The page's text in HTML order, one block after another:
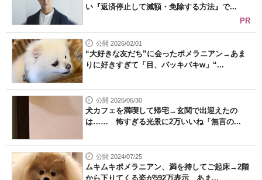
い『返済停止して減額・免除する方法』で...
PR
公開 2026/02/01
“大好きな友だち”に会ったポメラニアン→あま
りに好きすぎて「目、バッキバキw」“...
公開 2026/06/30
犬カフェを満喫して帰宅→玄関で出迎えたの
は…… 怖すぎる光景に2万いいね「無言の...
公開 2024/07/25
ムキムキポメラニアン、満を持してご起床→2階
から下りてくる姿が592万表示 あま...